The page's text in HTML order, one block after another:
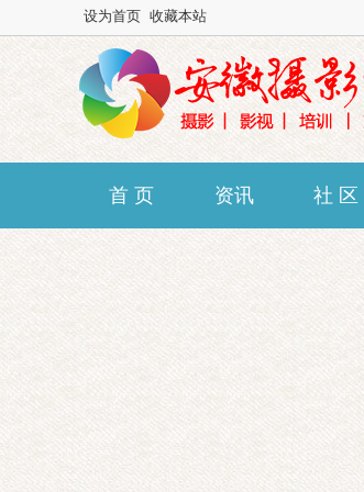
设为首页 收藏本站
首 页 资讯 社 区